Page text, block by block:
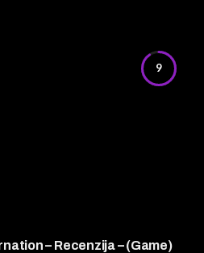
9
– Recenzija – (Game)